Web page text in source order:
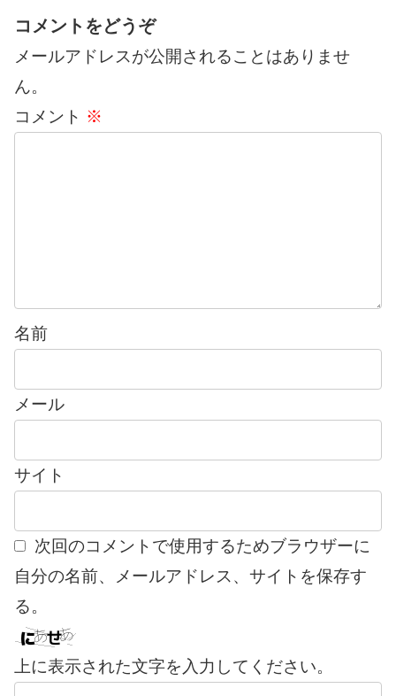
コメントをどうぞ
メールアドレスが公開されることはありませ
ん。
コメント ※
名前
メール
サイト
次回のコメントで使用するためブラウザーに
自分の名前、メールアドレス、サイトを保存す
る。
上に表示された文字を入力してください。